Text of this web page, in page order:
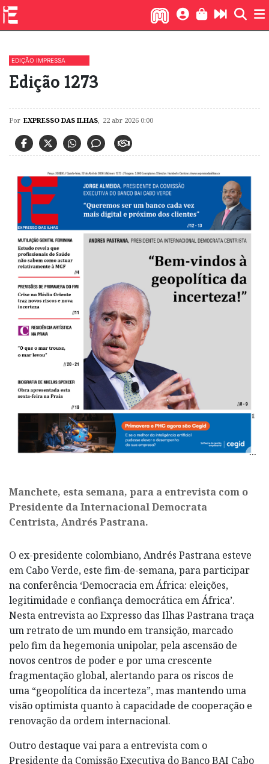
EDIÇÃO IMPRESSA
Edição 1273
Por EXPRESSO DAS ILHAS, 22 abr 2026 0:00
Manchete, esta semana, para a entrevista com o
Presidente da Internacional Democrata
Centrista, Andrés Pastrana.
O ex-presidente colombiano, Andrés Pastrana esteve
em Cabo Verde, este fim-de-semana, para participar
na conferência ‘Democracia em África: eleições,
legitimidade e confiança democrática em África’.
Nesta entrevista ao Expresso das Ilhas Pastrana traça
um retrato de um mundo em transição, marcado
pelo fim da hegemonia unipolar, pela ascensão de
novos centros de poder e por uma crescente
fragmentação global, alertando para os riscos de
uma “geopolítica da incerteza”, mas mantendo uma
visão optimista quanto à capacidade de cooperação e
renovação da ordem internacional.
Outro destaque vai para a entrevista com o
Presidente da Comissão Executiva do Banco BAI Cabo